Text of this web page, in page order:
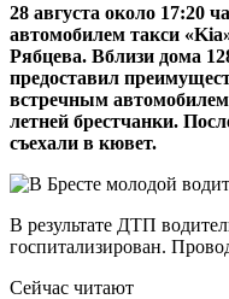
28 августа около 17:20
автомобилем такси
Рябцева. Вблизи дома
предоставил
встречным
летней брестчанки.
съехали в кювет.
В результате ДТП
госпитализирован.
Сейчас читают